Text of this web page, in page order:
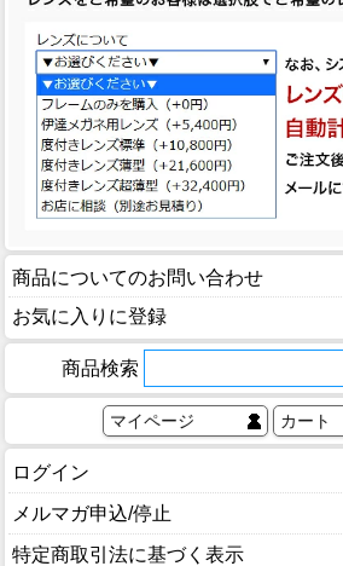
商品についてのお問い合わせ
お気に入りに登録
商品検索
マイページ カート
ログイン
メルマガ申込/停止
特定商取引法に基づく表示